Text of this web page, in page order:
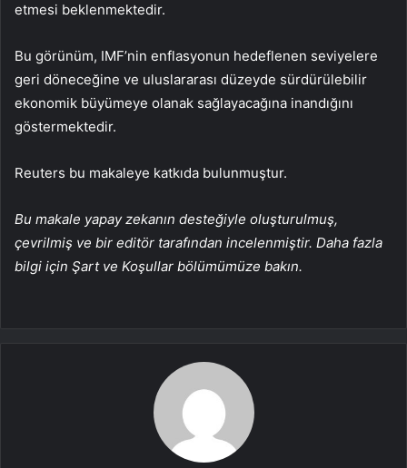
etmesi beklenmektedir.
Bu görünüm, IMF’nin enflasyonun hedeflenen seviyelere
geri döneceğine ve uluslararası düzeyde sürdürülebilir
ekonomik büyümeye olanak sağlayacağına inandığını
göstermektedir.
Reuters bu makaleye katkıda bulunmuştur.
Bu makale yapay zekanın desteğiyle oluşturulmuş,
çevrilmiş ve bir editör tarafından incelenmiştir. Daha fazla
bilgi için Şart ve Koşullar bölümümüze bakın.